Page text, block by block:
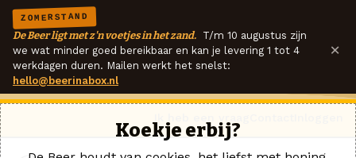
ZOMERSTAND
De Beer ligt met z'n voetjes in het zand. T/m 10 augustus zijn
we wat minder goed bereikbaar en kan je levering 1 tot 4
werkdagen duren. Mailen werkt het snelst:
hello@beerinabox.nl
×
Koekje erbij?